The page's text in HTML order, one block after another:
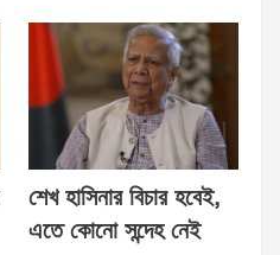
শেখ হাসিনার বিচার হবেই,
এতে কোনো সন্দেহ নেই